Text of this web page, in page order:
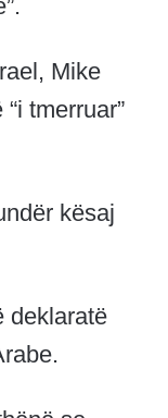
Mike
tmerruar”
kësaj
deklaratë